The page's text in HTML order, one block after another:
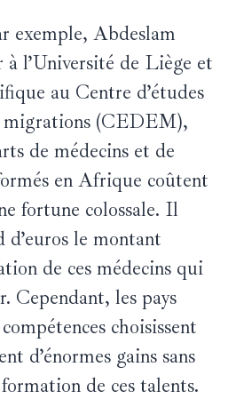
exemple, Abdeslam
l’Université de Liège et
au Centre d’études
migrations (CEDEM),
de médecins et de
en Afrique coûtent
fortune colossale. Il
le montant
de ces médecins qui
Cependant, les pays
choisissent
d’énormes gains sans
de ces talents.